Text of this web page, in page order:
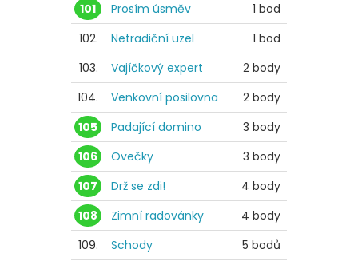
101 Prosím úsměv
1 bod
102.
Netradiční uzel
1 bod
103.
Vajíčkový expert
2 body
104.
Venkovní posilovna
2 body
105
Padající domino
3 body
106
Ovečky
3 body
107
Drž se zdi!
4 body
108
Zimní radovánky
4 body
109.
Schody
5 bodů